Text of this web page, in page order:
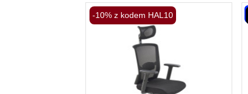
-10% z kodem HAL10